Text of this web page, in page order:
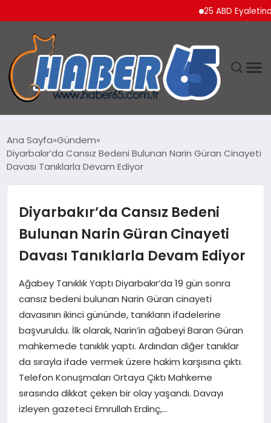
25 ABD Eyaletinden
YAŞAM
Ana Sayfa Gündem
Diyarbakır’da Cansız Bedeni Bulunan Narin Güran Cinayeti
Davası Tanıklarla Devam Ediyor
Diyarbakır’da Cansız Bedeni
Bulunan Narin Güran Cinayeti
Davası Tanıklarla Devam Ediyor
Ağabey Tanıklık Yaptı Diyarbakır’da 19 gün sonra
cansız bedeni bulunan Narin Güran cinayeti
davasının ikinci gününde, tanıkların ifadelerine
başvuruldu. İlk olarak, Narin’in ağabeyi Baran Güran
mahkemede tanıklık yaptı. Ardından diğer tanıklar
da sırayla ifade vermek üzere hakim karşısına çıktı.
Telefon Konuşmaları Ortaya Çıktı Mahkeme
sırasında dikkat çeken bir olay yaşandı. Davayı
izleyen gazeteci Emrullah Erdinç,…